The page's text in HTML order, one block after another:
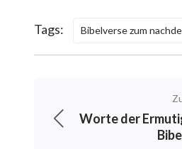
Tags: Bibelverse zum
Worte der